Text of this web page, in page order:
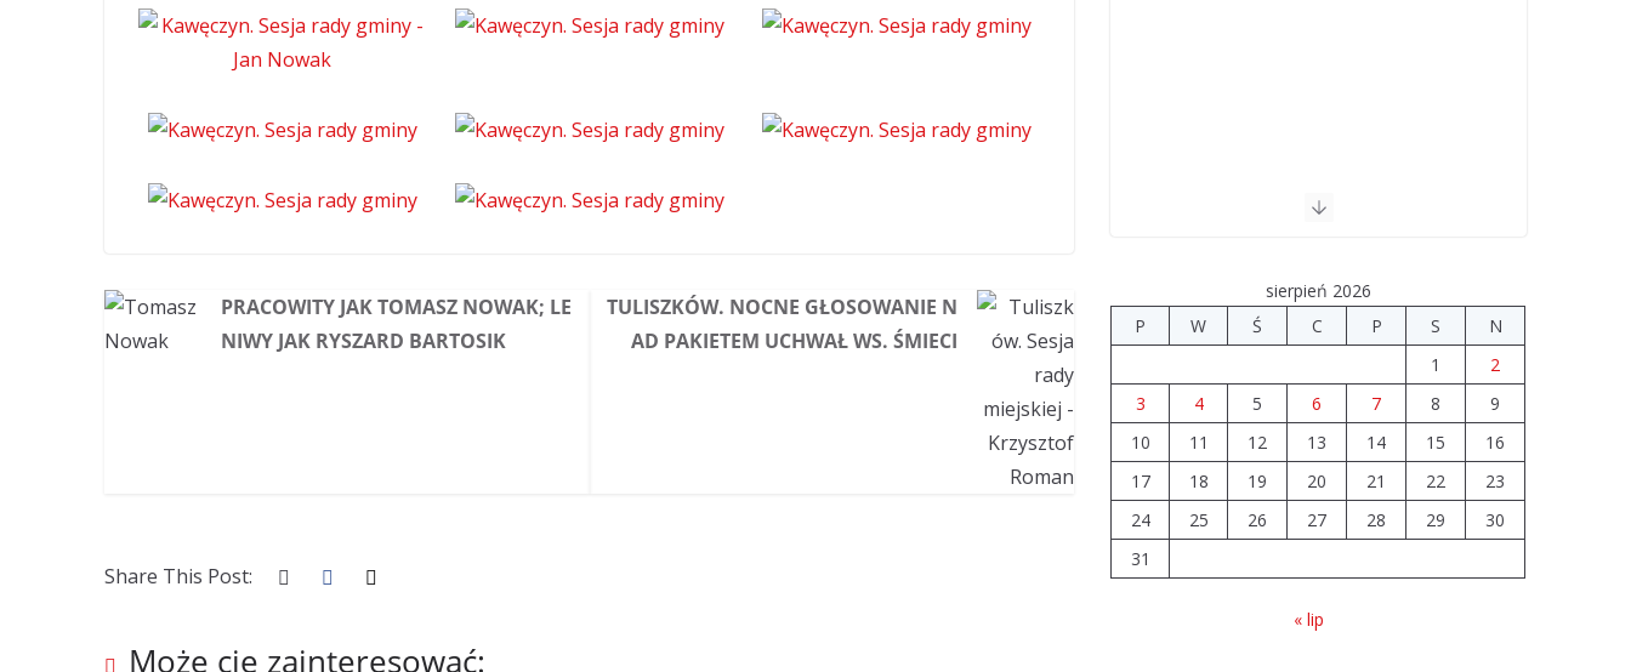
PRACOWITY JAK TOMASZ NOWAK; LE
NIWY JAK RYSZARD BARTOSIK
TULISZKÓW. NOCNE GŁOSOWANIE N
AD PAKIETEM UCHWAŁ WS. ŚMIECI
Share This Post:
Może cię zainteresować:
sierpień 2026
P
W Ś C P S
N
1
2
3
4 5 6 7 8
9
10
11 12 13 14 15
16
17
18 19 20 21 22
23
24
25 26 27 28 29
30
31
« lip